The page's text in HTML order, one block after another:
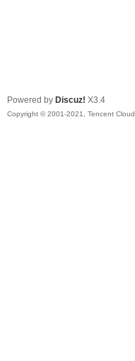
Powered by Discuz! X3.4
Copyright © 2001-2021, Tencent Cloud.